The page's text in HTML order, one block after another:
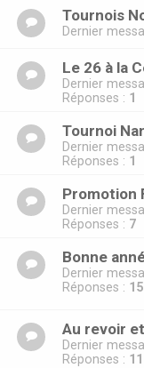
Tournois
Dernier
Le 26 à la
Dernier
Réponses : 1
Tournoi
Dernier
Réponses : 1
Promotion
Dernier
Réponses : 7
Bonne
Dernier
Réponses : 15
Au revoir
Dernier
Réponses : 11